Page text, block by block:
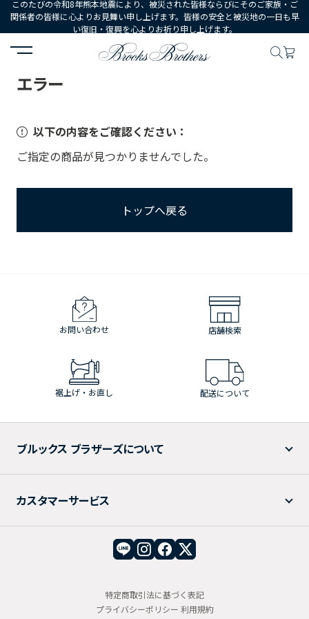
このたびの令和8年熊本地震により、被災された皆様ならびにそのご家族・ご
関係者の皆様に心よりお見舞い申し上げます。皆様の安全と被災地の一日も早
い復旧・復興を心よりお祈り申し上げます。
HOME
エラー
以下の内容をご確認ください：
ご指定の商品が見つかりませんでした。
トップへ戻る
お問い合わせ 店舗検索
裾上げ・お直し 配送について
ブルックス ブラザーズについて
カスタマーサービス
特定商取引法に基づく表記
プライバシーポリシー 利用規約